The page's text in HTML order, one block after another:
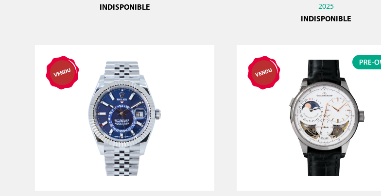
INDISPONIBLE
2025
INDISPONIBLE